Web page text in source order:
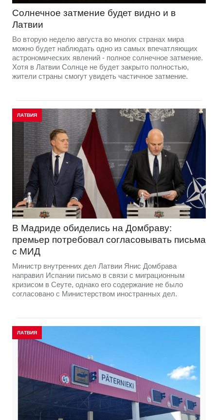
Солнечное затмение будет видно и в
Латвии
Во вторую неделю августа во многих странах мира
можно будет наблюдать одно из самых впечатляющих
астрономических явлений - полное солнечное затмение.
Хотя в Латвии Солнце не будет закрыто полностью,
жители страны смогут увидеть частичное затмение.
ЛАТВИЯ
В Мадриде обиделись на Домбраву:
премьер потребовал согласовывать письма
с МИД
Министр внутренних дел Латвии Янис Домбрава
направил Испании письмо в связи с миграционным
кризисом в Сеуте, однако его содержание не было
согласовано с Министерством иностранных дел.
ЛАТВИЯ